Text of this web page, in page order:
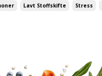
Lavt Stoffskifte Stress